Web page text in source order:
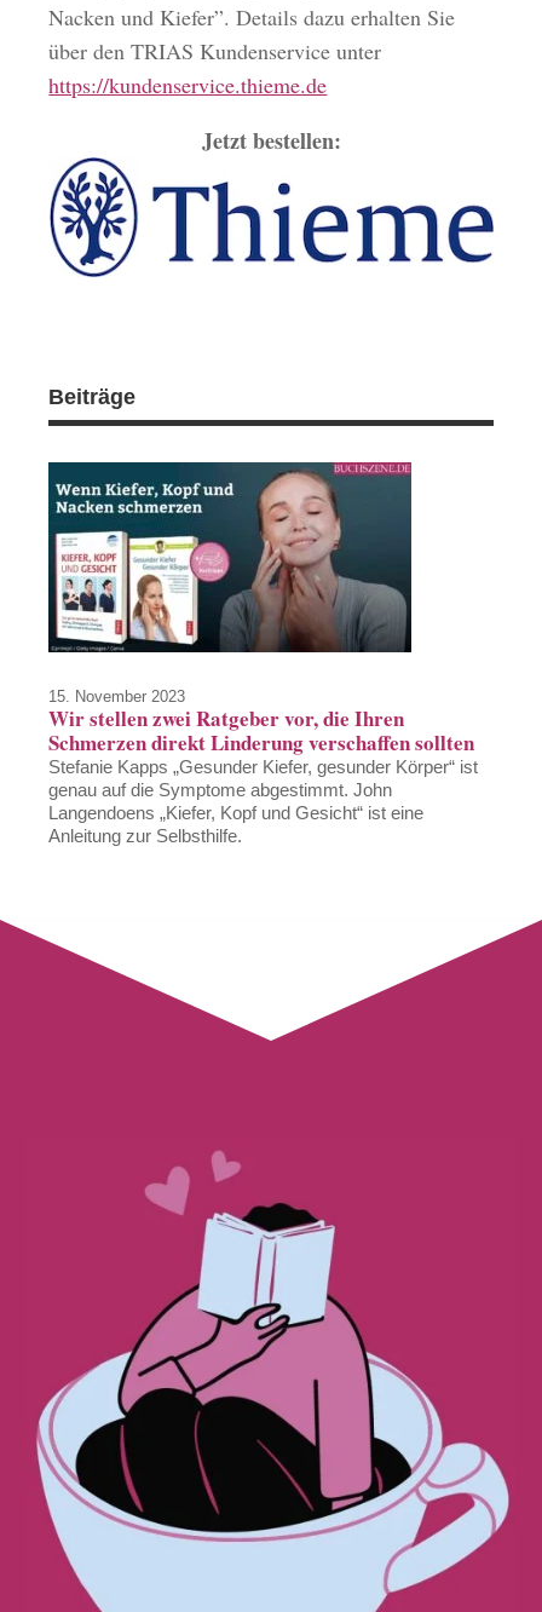
Nacken und Kiefer”. Details dazu erhalten Sie
über den TRIAS Kundenservice unter
https://kundenservice.thieme.de
Jetzt bestellen:
Beiträge
15. November 2023
Wir stellen zwei Ratgeber vor, die Ihren
Schmerzen direkt Linderung verschaffen sollten
Stefanie Kapps „Gesunder Kiefer, gesunder Körper“ ist
genau auf die Symptome abgestimmt. John
Langendoens „Kiefer, Kopf und Gesicht“ ist eine
Anleitung zur Selbsthilfe.